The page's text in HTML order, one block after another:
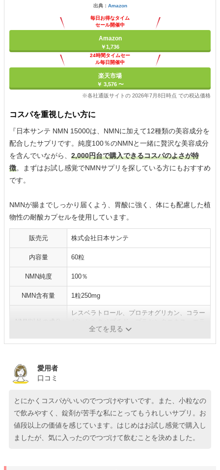
出典： Amazon
毎日お得なタイム
セール開催中
Amazon
￥1,736
24時間タイムセー
ル毎日開催中
楽天市場
￥ 3,576 〜
※各社通販サイトの 2026年7月8日時点 での税込価格
コスパを重視したい方に
『日本サンテ NMN 15000は、NMNに加えて12種類の美容成分を
配合したサプリです。純度100％のNMNと一緒に贅沢な美容成分
を含んでいながら、 2,000円台で購入できるコスパのよさが特
徴。まずはお試し感覚でNMNサプリを探している方にもおすすめ
です。
NMNが腸までしっかり届くよう、胃酸に強く、体にも配慮した植
物性の耐酸カプセルを使用しています。
販売元 株式会社日本サンテ
内容量 60粒
NMN純度 100％
NMN含有量 1粒250mg
レスベラトロール、プロテオグリカン、コラー
スチン、セラミドエキス など
全てを見る
愛用者
口コミ
とにかくコスパがいいのでつづけやすいです。また、小粒なの
で飲みやすく、錠剤が苦手な私にとってもうれしいサプリ。お
値段以上の価値を感じています。はじめはお試し感覚で購入し
ましたが、気に入ったのでつづけて飲むことを決めました。